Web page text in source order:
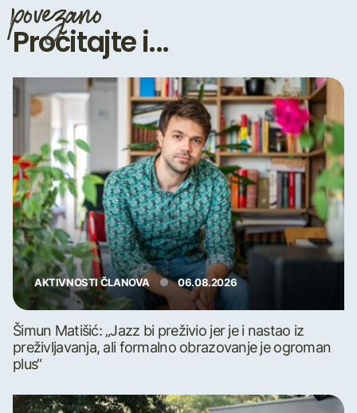
povezano
Pročitajte i...
AKTIVNOSTI ČLANOVA 06.08.2026
Šimun Matišić: „Jazz bi preživio jer je i nastao iz
preživljavanja, ali formalno obrazovanje je ogroman
plus“